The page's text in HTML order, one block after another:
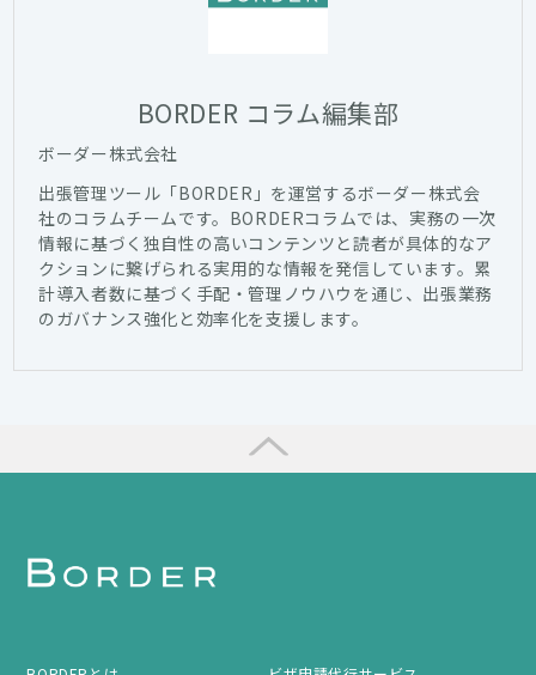
BORDER コラム編集部
ボーダー株式会社
出張管理ツール「BORDER」を運営するボーダー株式会
社のコラムチームです。BORDERコラムでは、実務の一次
情報に基づく独自性の高いコンテンツと読者が具体的なア
クションに繋げられる実用的な情報を発信しています。累
計導入者数に基づく手配・管理ノウハウを通じ、出張業務
のガバナンス強化と効率化を支援します。